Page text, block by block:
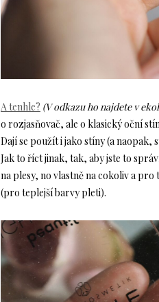
A tenhle? (V odkazu ho najdete v
o rozjasňovač, ale o klasický oční
Dají se použít i jako stíny (a naopak,
Jak to říct jinak, tak, aby jste to
na plesy, no vlastně na cokoliv a
(pro teplejší barvy pleti).